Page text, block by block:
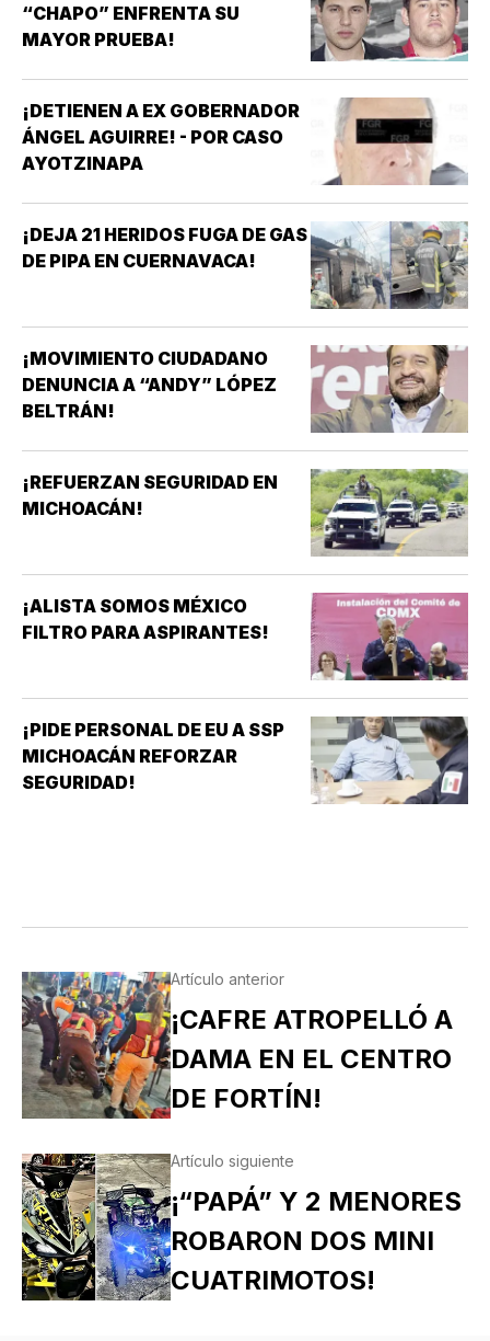
“CHAPO” ENFRENTA SU
MAYOR PRUEBA!
¡DETIENEN A EX GOBERNADOR
ÁNGEL AGUIRRE! - POR CASO
AYOTZINAPA
¡DEJA 21 HERIDOS FUGA DE GAS
DE PIPA EN CUERNAVACA!
¡MOVIMIENTO CIUDADANO
DENUNCIA A “ANDY” LÓPEZ
BELTRÁN!
¡REFUERZAN SEGURIDAD EN
MICHOACÁN!
¡ALISTA SOMOS MÉXICO
FILTRO PARA ASPIRANTES!
¡PIDE PERSONAL DE EU A SSP
MICHOACÁN REFORZAR
SEGURIDAD!
Artículo anterior
¡CAFRE ATROPELLÓ A
DAMA EN EL CENTRO
DE FORTÍN!
Artículo siguiente
¡“PAPÁ” Y 2 MENORES
ROBARON DOS MINI
CUATRIMOTOS!